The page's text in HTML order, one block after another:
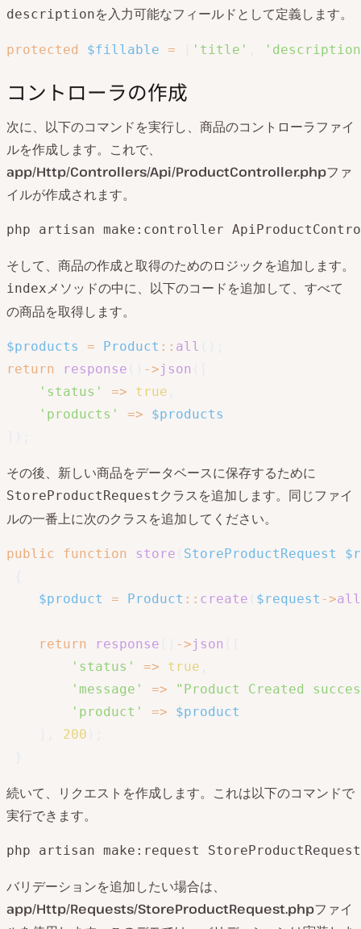
descriptionを入力可能なフィールドとして定義します。
protected $fillable = 'title'
コントローラの作成
次に、以下のコマンドを実行し、商品のコントローラファイ
ルを作成します。これで、
app/Http/Controllers/Api/ProductController.phpファ
イルが作成されます。
php artisan make:controller
そして、商品の作成と取得のためのロジックを追加します。
indexメソッドの中に、以下のコードを追加して、すべて
の商品を取得します。
$products = Product :: all
return
response ->json
'status'
=> true
'products'
=>
$products
その後、新しい商品をデータベースに保存するために
StoreProductRequest クラスを追加します。同じファイ
ルの一番上に次のクラスを追加してください。
public function store StoreProductRequest
$product
= Product :: create $request ->all
return response ->json
'status'
=> true
'message'
=>
"Product Created
'product'
=>
$product
200
続いて、リクエストを作成します。これは以下のコマンドで
実行できます。
php artisan make:request StoreProductRequest
バリデーションを追加したい場合は、
app/Http/Requests/StoreProductRequest.phpファイ